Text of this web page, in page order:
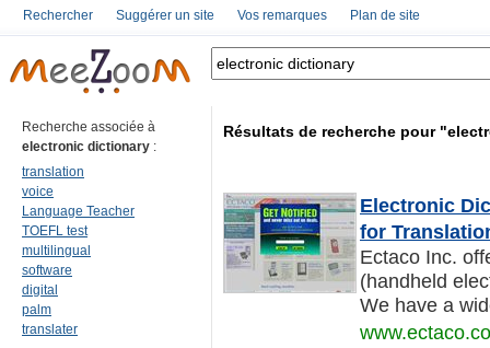
Rechercher Suggérer un site Vos remarques Plan de site
Recherche associée à
electronic dictionary :
translation
voice
Language Teacher
TOEFL test
multilingual
software
digital
palm
translater
Résultats de recherche pour
Electronic
for
Ectaco Inc.
(handheld
We have a